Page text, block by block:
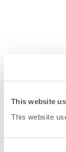
This website
This website